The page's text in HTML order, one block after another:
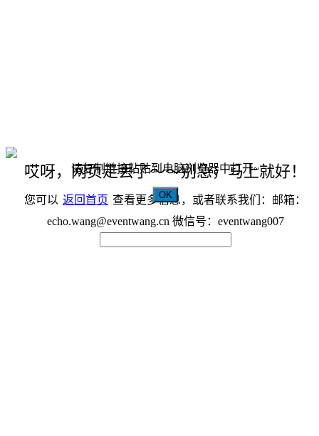
哎呀，网页走丢了～～别急，马上就好！
您可以 返回首页 查看更多信息，或者联系我们：邮箱：
echo.wang@eventwang.cn 微信号：eventwang007
请复制链接粘贴到电脑浏览器中打开~
OK